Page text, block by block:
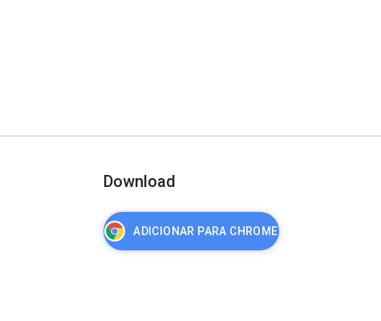
Download
ADICIONAR PARA CHROME